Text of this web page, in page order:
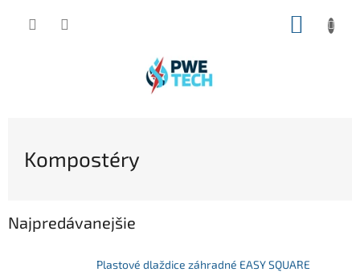
Kompostéry
Najpredávanejšie
Plastové dlaždice záhradné EASY SQUARE